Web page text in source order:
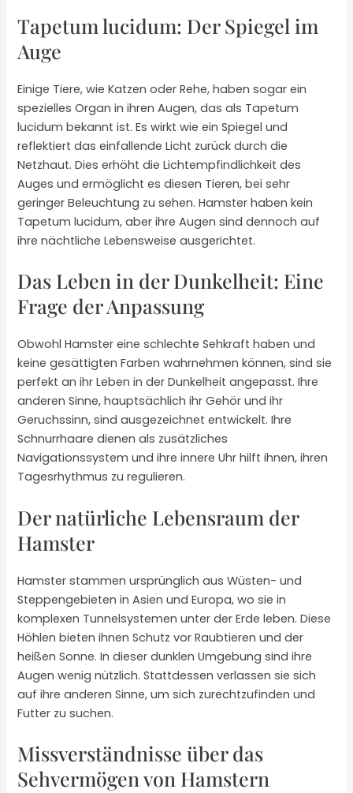
Tapetum lucidum: Der Spiegel im
Auge
Einige Tiere, wie Katzen oder Rehe, haben sogar ein
spezielles Organ in ihren Augen, das als Tapetum
lucidum bekannt ist. Es wirkt wie ein Spiegel und
reflektiert das einfallende Licht zurück durch die
Netzhaut. Dies erhöht die Lichtempfindlichkeit des
Auges und ermöglicht es diesen Tieren, bei sehr
geringer Beleuchtung zu sehen. Hamster haben kein
Tapetum lucidum, aber ihre Augen sind dennoch auf
ihre nächtliche Lebensweise ausgerichtet.
Das Leben in der Dunkelheit: Eine
Frage der Anpassung
Obwohl Hamster eine schlechte Sehkraft haben und
keine gesättigten Farben wahrnehmen können, sind sie
perfekt an ihr Leben in der Dunkelheit angepasst. Ihre
anderen Sinne, hauptsächlich ihr Gehör und ihr
Geruchssinn, sind ausgezeichnet entwickelt. Ihre
Schnurrhaare dienen als zusätzliches
Navigationssystem und ihre innere Uhr hilft ihnen, ihren
Tagesrhythmus zu regulieren.
Der natürliche Lebensraum der
Hamster
Hamster stammen ursprünglich aus Wüsten- und
Steppengebieten in Asien und Europa, wo sie in
komplexen Tunnelsystemen unter der Erde leben. Diese
Höhlen bieten ihnen Schutz vor Raubtieren und der
heißen Sonne. In dieser dunklen Umgebung sind ihre
Augen wenig nützlich. Stattdessen verlassen sie sich
auf ihre anderen Sinne, um sich zurechtzufinden und
Futter zu suchen.
Missverständnisse über das
Sehvermögen von Hamstern